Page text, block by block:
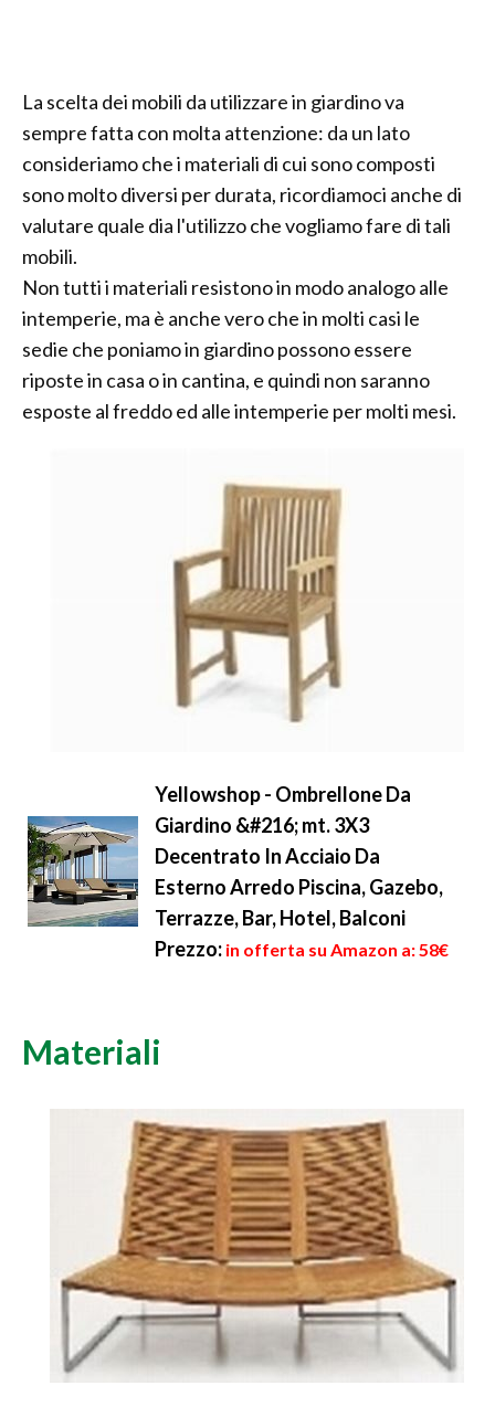
La scelta dei mobili da utilizzare in giardino va
sempre fatta con molta attenzione: da un lato
consideriamo che i materiali di cui sono composti
sono molto diversi per durata, ricordiamoci anche di
valutare quale dia l'utilizzo che vogliamo fare di tali
mobili.
Non tutti i materiali resistono in modo analogo alle
intemperie, ma è anche vero che in molti casi le
sedie che poniamo in giardino possono essere
riposte in casa o in cantina, e quindi non saranno
esposte al freddo ed alle intemperie per molti mesi.
Yellowshop - Ombrellone Da
Giardino &#216; mt. 3X3
Decentrato In Acciaio Da
Esterno Arredo Piscina, Gazebo,
Terrazze, Bar, Hotel, Balconi
Prezzo: in offerta su Amazon a: 58€
Materiali